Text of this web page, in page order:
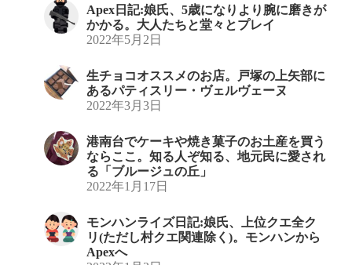
Apex日記:娘氏、5歳になりより腕に磨きが
かかる。大人たちと堂々とプレイ
2022年5月2日
生チョコオススメのお店。戸塚の上矢部に
あるパティスリー・ヴェルヴェーヌ
2022年3月3日
港南台でケーキや焼き菓子のお土産を買う
ならここ。知る人ぞ知る、地元民に愛され
る「ブルージュの丘」
2022年1月17日
モンハンライズ日記:娘氏、上位クエ全ク
リ(ただし村クエ関連除く)。モンハンから
Apexへ